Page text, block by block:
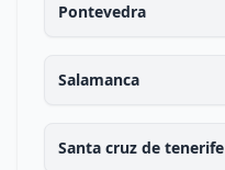
Pontevedra
Salamanca
Santa cruz de tenerife